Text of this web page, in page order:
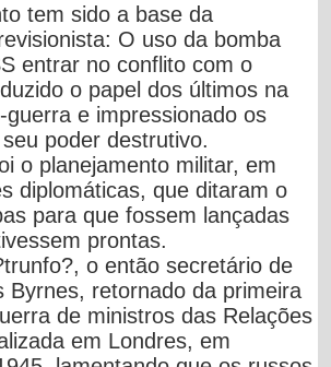
tem sido a base da
O uso da bomba
entrar no conflito com o
o papel dos últimos na
e impressionado os
poder destrutivo.
o planejamento militar, em
diplomáticas, que ditaram o
para que fossem lançadas
prontas.
o então secretário de
Byrnes, retornado da primeira
de ministros das Relações
em Londres, em